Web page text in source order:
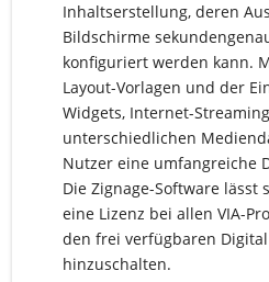
Inhaltserstellung, deren
Bildschirme
konfiguriert werden kann.
Layout-Vorlagen und der
Widgets, Internet-
unterschiedlichen
Nutzer eine umfangreiche
Die Zignage-Software lässt
eine Lizenz bei allen VIA-
den frei verfügbaren
hinzuschalten.